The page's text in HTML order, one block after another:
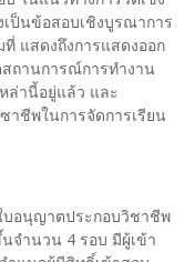
ป็นข้อสอบเชิงบูรณาการ
แสดงถึงการแสดงออก
ถานการณ์การทำงาน
ล่านี้อยู่แล้ว และ
าชีพในการจัดการเรียน
บอนุญาตประกอบวิชาชีพ
จำนวน 4 รอบ มีผู้เข้า